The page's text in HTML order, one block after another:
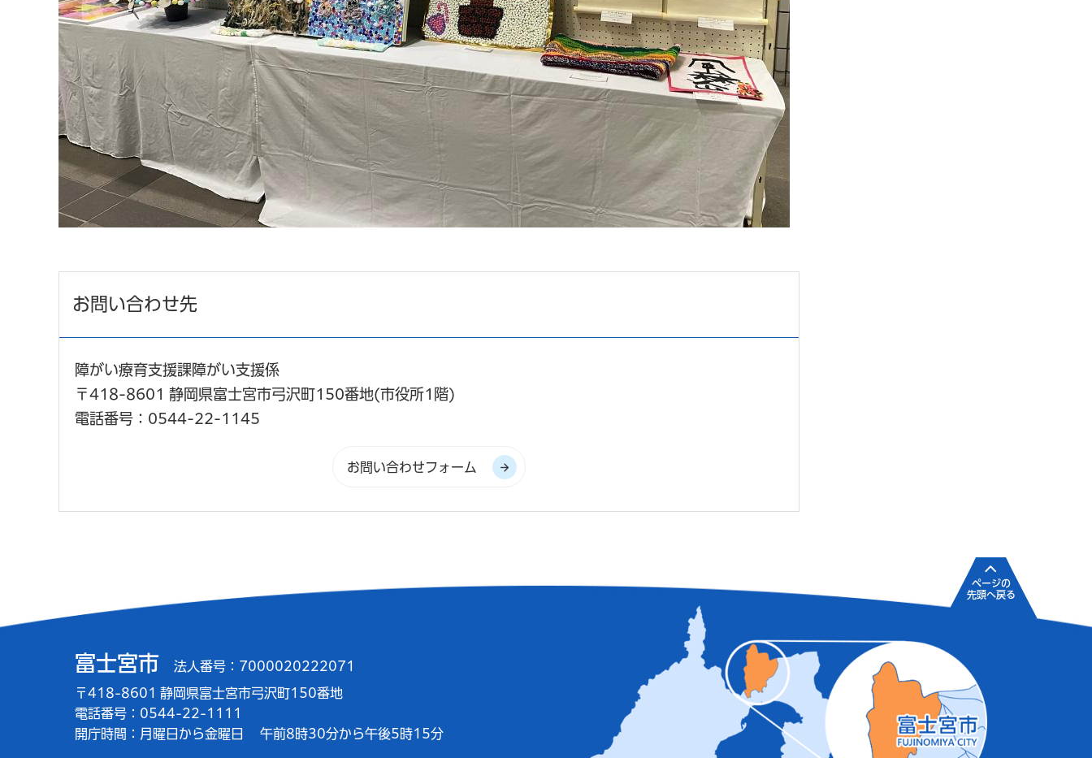
お問い合わせ先
障がい療育支援課障がい支援係
〒418-8601 静岡県富士宮市弓沢町150番地(市役所1階)
電話番号：0544-22-1145
富士宮市 法人番号：7000020222071
〒418-8601 静岡県富士宮市弓沢町150番地
電話番号：0544-22-1111
開庁時間： 月曜日から金曜日 午前8時30分から午後5時15分
ページの
先頭へ戻る